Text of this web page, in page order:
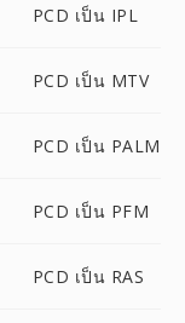
PCD เป็น IPL
PCD เป็น MTV
PCD เป็น PALM
PCD เป็น PFM
PCD เป็น RAS